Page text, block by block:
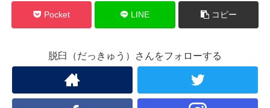
Pocket LINE コピー
脱臼（だっきゅう）さんをフォローする